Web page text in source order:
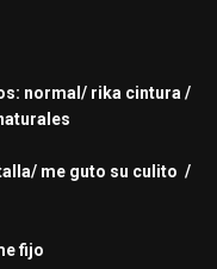
normal/ rika cintura /
me guto su culito /
fijo